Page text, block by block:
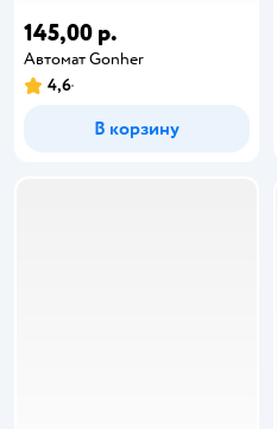
145,00 р.
Автомат Gonher
4,6
В корзину